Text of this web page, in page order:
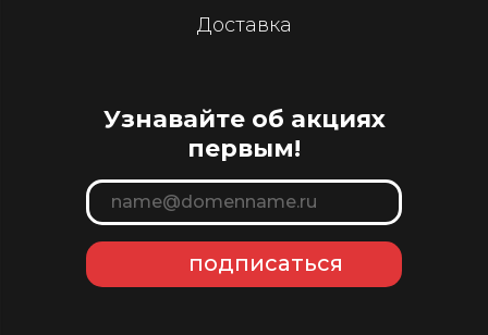
Доставка
Узнавайте об акциях
первым!
подписаться